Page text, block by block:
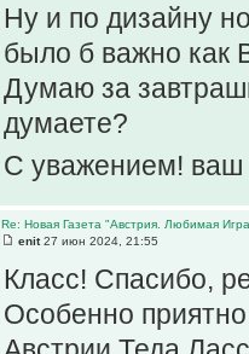
Ну и по дизайну
было б важно как
Думаю за
думаете?
С уважением!
Re: Новая Газета "Австрия. Любимая
enit27 июн 2024, 21:55
Класс! Спасибо,
Особенно